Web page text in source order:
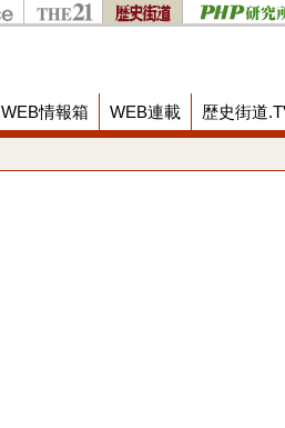
WEB情報箱 WEB連載 歴史街道